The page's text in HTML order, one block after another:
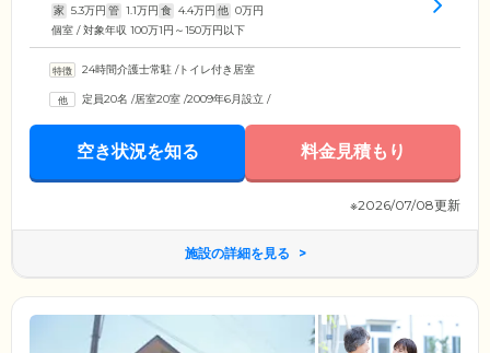
家 5.3万円 管 1.1万円 食 4.4万円 他 0万円
個室 / 対象年収 100万1円～150万円以下
24時間介護士常駐 /トイレ付き居室
定員20名 /居室20室 /2009年6月設立 /
空き状況を知る 料金見積もり
※2026/07/08更新
施設の詳細を見る